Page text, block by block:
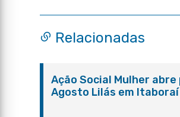
Relacionadas
Ação Social Mulher
Agosto Lilás em